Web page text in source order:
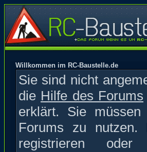
Willkommen im RC-Baustelle.de
Sie sind nicht
die Hilfe des Forums
erklärt. Sie
Forums zu
registrieren oder